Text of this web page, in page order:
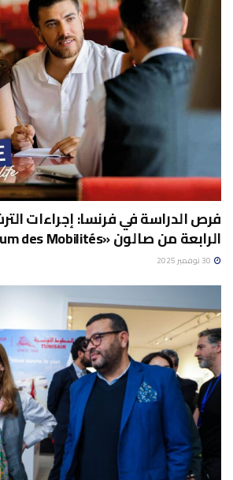
فرص الدراسة في فرنسا: إجراءات
الرابعة من صالون «Le Forum des Mobilités»